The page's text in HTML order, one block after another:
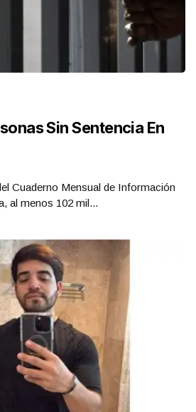
Sin Sentencia En
Cuaderno Mensual de Información
al menos 102 mil...